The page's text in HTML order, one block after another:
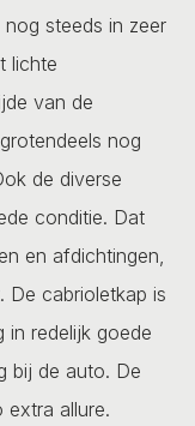
steeds in zeer
lichte
van de
nog
de diverse
conditie. Dat
en afdichtingen,
De cabrioletkap is
in redelijk goede
bij de auto. De
extra allure.